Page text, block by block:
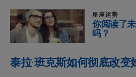
星座运势
你阅读了
吗？
泰拉·班克斯如何彻底改变